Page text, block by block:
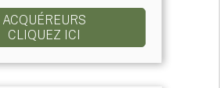
ACQUÉREURS
CLIQUEZ ICI